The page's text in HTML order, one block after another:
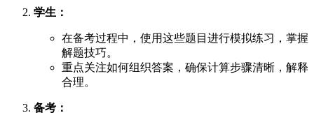
学生：
在备考过程中，使用这些题目进行模拟练习，掌握
解题技巧。
重点关注如何组织答案，确保计算步骤清晰，解释
合理。
备考：